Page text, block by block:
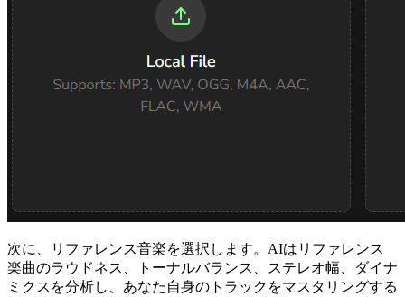
次に、リファレンス音楽を選択します。AIはリファレンス
楽曲のラウドネス、トーナルバランス、ステレオ幅、ダイナ
ミクスを分析し、あなた自身のトラックをマスタリングする